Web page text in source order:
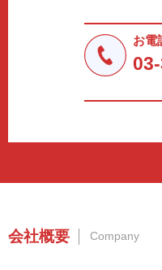
しません。
a.応募者等からのお問
b.本ウェブサイトにお
3. プライバシー尊重
応募者等の個人情報の取
お電
会社概要 Company